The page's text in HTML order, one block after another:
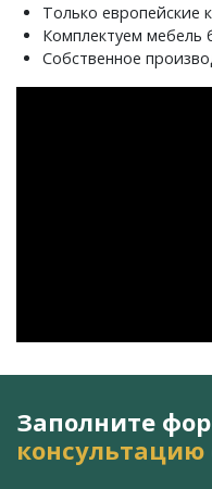
Только европейские
Комплектуем мебель
Собственное
Заполните
консультацию